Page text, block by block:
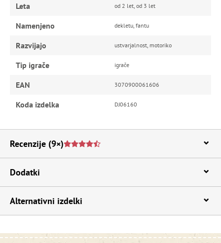
Leta od 2 let, od 3 let
Namenjeno dekletu, fantu
Razvijajo ustvarjalnost, motoriko
Tip igrače igrače
EAN 3070900061606
Koda izdelka DJ06160
Recenzije (9×)
Dodatki
Alternativni izdelki